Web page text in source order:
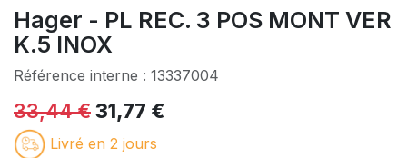
Hager - PL REC. 3 POS MONT VER
K.5 INOX
Référence interne : 13337004
33,44€31,77 €
Livré en 2 jours